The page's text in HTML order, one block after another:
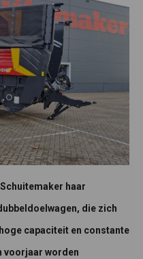
haar
die zich
capaciteit en constante
voorjaar worden